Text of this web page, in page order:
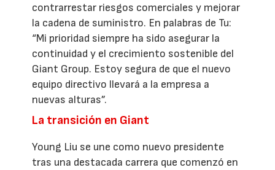
contrarrestar riesgos comerciales y mejorar
la cadena de suministro. En palabras de Tu:
“Mi prioridad siempre ha sido asegurar la
continuidad y el crecimiento sostenible del
Giant Group. Estoy segura de que el nuevo
equipo directivo llevará a la empresa a
nuevas alturas”.
La transición en Giant
Young Liu se une como nuevo presidente
tras una destacada carrera que comenzó en